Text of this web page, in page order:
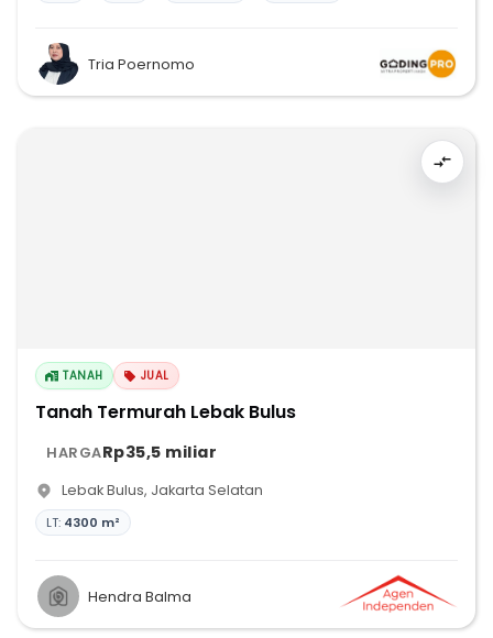
Tria Poernomo
TANAH JUAL
Tanah Termurah Lebak Bulus
HARGARp35,5 miliar
Lebak Bulus, Jakarta Selatan
LT: 4300 m²
Hendra Balma